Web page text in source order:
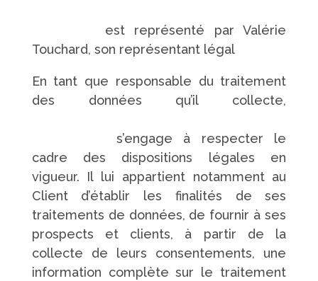
est représenté par Valérie
Touchard, son représentant légal
En tant que responsable du traitement
des données qu’il collecte,
s’engage à respecter le
cadre des dispositions légales en
vigueur. Il lui appartient notamment au
Client d’établir les finalités de ses
traitements de données, de fournir à ses
prospects et clients, à partir de la
collecte de leurs consentements, une
information complète sur le traitement